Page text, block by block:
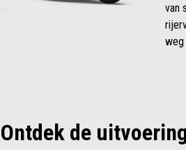
van
weg
Ontdek de